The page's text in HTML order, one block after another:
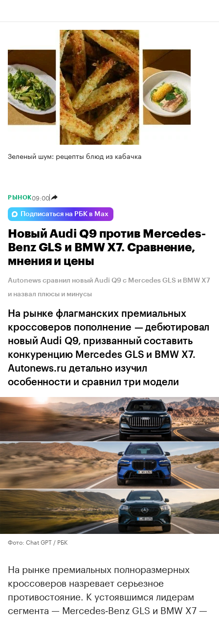
Зеленый шум: рецепты блюд из кабачка
РЫНОК09:00
Подписаться на РБК в Max
Новый Audi Q9 против Mercedes-
Benz GLS и BMW X7. Сравнение,
мнения и цены
Autonews сравнил новый Audi Q9 с Mercedes GLS и BMW X7
и назвал плюсы и минусы
На рынке флагманских премиальных
кроссоверов пополнение — дебютировал
новый Audi Q9, призванный составить
конкуренцию Mercedes GLS и BMW X7.
Autonews.ru детально изучил
особенности и сравнил три модели
Фото: Chat GPT / РБК
На рынке премиальных полноразмерных
кроссоверов назревает серьезное
противостояние. К устоявшимся лидерам
сегмента — Mercedes‑Benz GLS и BMW X7 —